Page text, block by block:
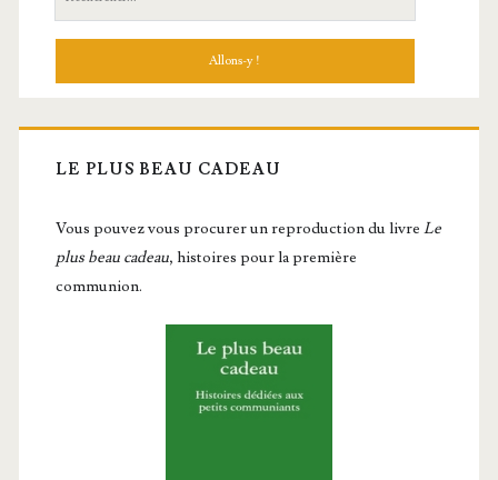
LE PLUS BEAU CADEAU
Vous pou­vez vous pro­cu­rer un repro­duc­tion du livre Le
plus beau cadeau, histoires pour la première
communion.